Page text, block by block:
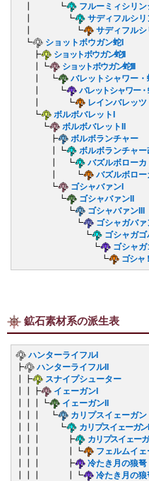
┃ ┗
フルーミィシリン
┃ ┗
サディフルシリ
┃ ┗
サディフルシ
┗
ショットボウガン蛇I
┣
ショットボウガン蛇II
┃┗
ショットボウガン蛇III
┃ ┗
バレットシャワー・
┃ ┗
バレットシャワー
┃ ┗
レインバレッツ
┗
ボルボバレットI
┗
ボルボバレットII
┣
ボルボランチャー
┃┗
ボルボランチャー
┃ ┗
バズルボローカ
┃ ┗
バズルボロー
┗
ゴシャバァンI
┗
ゴシャバァンII
┗
ゴシャバァンIII
┗
ゴシャガバァ
┗
ゴシャガ
┗
ゴシャ
┗
ゴシャ
鉱石素材系の派生表
ハンターライフルI
┣
ハンターライフルII
┃┣
スナイプシューター
┃┃┣
イェーガンI
┃┃┃┗
イェーガンII
┃┃┃ ┗
カリプスイェーガン
┃┃┃ ┗
カリプスイェーガン
┃┃┃ ┣
カリプスイェーガ
┃┃┃ ┃┗
フェルムイ
┃┃┃ ┣
冷たき月の狼弩
┃┃┃ ┃┗
冷たき月の狼